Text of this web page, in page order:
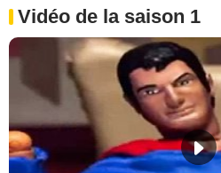
Vidéo de la saison 1